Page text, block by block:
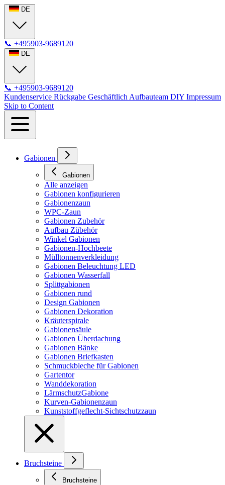
DE
📞 +495903-9689120
DE
📞 +495903-9689120
Kundenservice Rückgabe Geschäftlich Aufbauteam DIY Impressum
Skip to Content
Gabionen
Gabionen
Alle anzeigen
Gabionen konfigurieren
Gabionenzaun
WPC-Zaun
Gabionen Zubehör
Aufbau Zübehör
Winkel Gabionen
Gabionen-Hochbeete
Mülltonnenverkleidung
Gabionen Beleuchtung LED
Gabionen Wasserfall
Splittgabionen
Gabionen rund
Design Gabionen
Gabionen Dekoration
Kräuterspirale
Gabionensäule
Gabionen Überdachung
Gabionen Bänke
Gabionen Briefkasten
Schmuckbleche für Gabionen
Gartentor
Wanddekoration
LärmschutzGabione
Kurven-Gabionenzaun
Kunststoffgeflecht-Sichtschutzzaun
Bruchsteine
Bruchsteine